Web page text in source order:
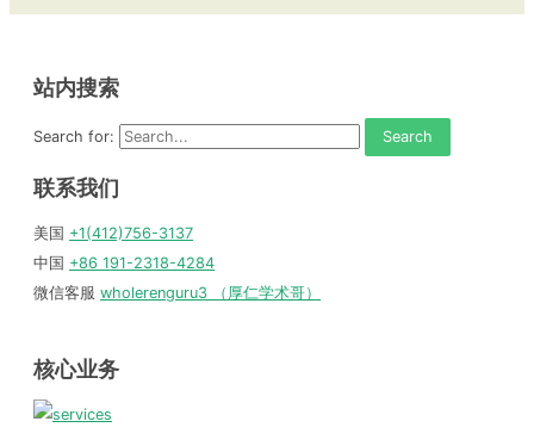
站内搜索
Search for:
联系我们
美国 +1(412)756-3137
中国 +86 191-2318-4284
微信客服 wholerenguru3 （厚仁学术哥）
核心业务